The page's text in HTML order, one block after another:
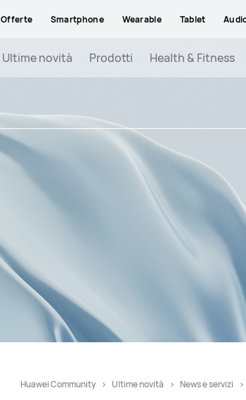
Offerte Smartphone Wearable Tablet
Ultime novità Prodotti Health & Fitness
Huawei Community Ultime novità News e servizi